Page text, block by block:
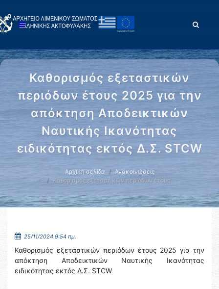
Καθορισμός εξεταστικών
περιόδων έτους 2025 για την
απόκτηση Αποδεικτικών
Ναυτικής Ικανότητας
ειδικότητας εκτός Δ.Σ. STCW
Αρχική σελίδα
Ανακοινώσεις
Καθορισμός εξεταστικών περιόδων έτους …
25/11/2024 9:54 πμ.
Καθορισμός εξεταστικών περιόδων έτους 2025 για την
απόκτηση Αποδεικτικών Ναυτικής Ικανότητας
ειδικότητας εκτός Δ.Σ. STCW